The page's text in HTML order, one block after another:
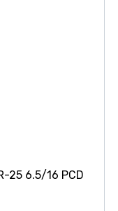
25 6.5/16 PCD